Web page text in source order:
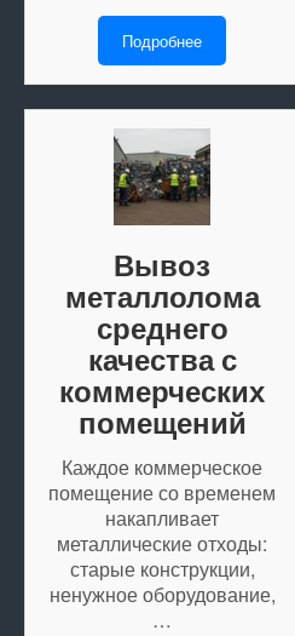
Подробнее
Вывоз
металлолома
среднего
качества с
коммерческих
помещений
Каждое коммерческое
помещение со временем
накапливает
металлические отходы:
старые конструкции,
ненужное оборудование,
…